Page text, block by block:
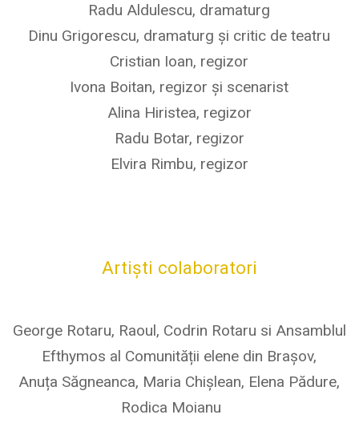
Radu Aldulescu, dramaturg
Dinu Grigorescu, dramaturg și critic de teatru
Cristian Ioan, regizor
Ivona Boitan, regizor și scenarist
Alina Hiristea, regizor
Radu Botar, regizor
Elvira Rimbu, regizor
Artiști colaboratori
George Rotaru, Raoul, Codrin Rotaru si Ansamblul
Efthymos al Comunității elene din Brașov,
Anuța Săgneanca, Maria Chișlean, Elena Pădure,
Rodica Moianu